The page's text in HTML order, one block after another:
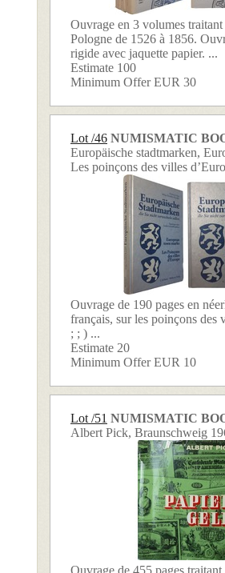
Ouvrage en 3 volumes traitant
Pologne de 1526 à 1856.
rigide avec jaquette papier. ...
Estimate 100
Minimum Offer EUR 30
Lot /46 NUMISMATIC
Europäische stadtmarken,
Les poinçons des villes
Ouvrage de 190 pages en
français, sur les poinçons des
; ; ) ...
Estimate 20
Minimum Offer EUR 10
Lot /51 NUMISMATIC
Albert Pick, Braunschweig
Ouvrage de 455 pages